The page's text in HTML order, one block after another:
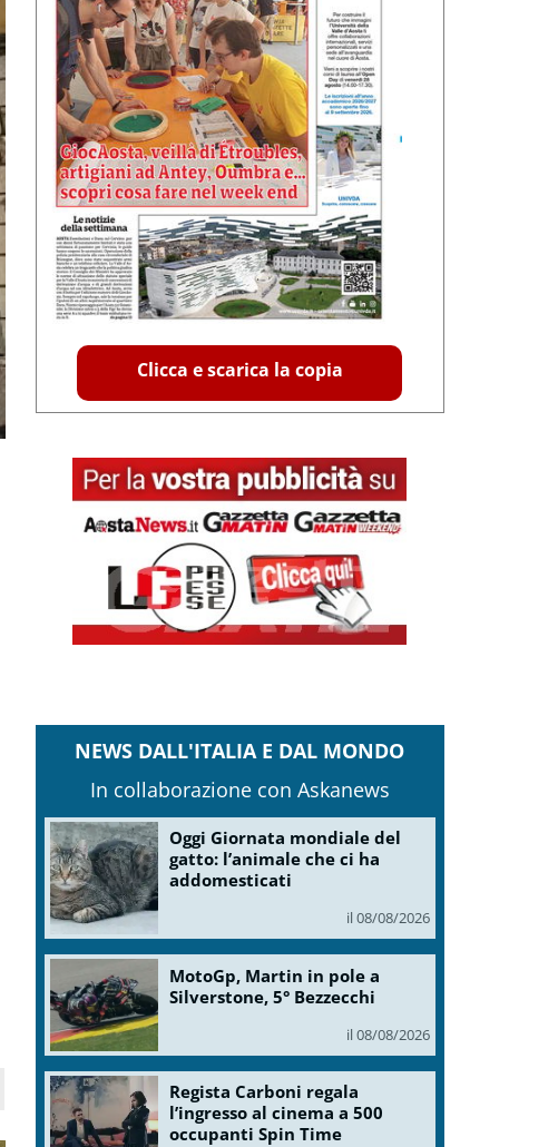
Clicca e scarica la copia
NEWS DALL'ITALIA E DAL MONDO
In collaborazione con Askanews
Oggi Giornata mondiale del
gatto: l’animale che ci ha
addomesticati
il 08/08/2026
MotoGp, Martin in pole a
Silverstone, 5° Bezzecchi
il 08/08/2026
Regista Carboni regala
l’ingresso al cinema a 500
occupanti Spin Time